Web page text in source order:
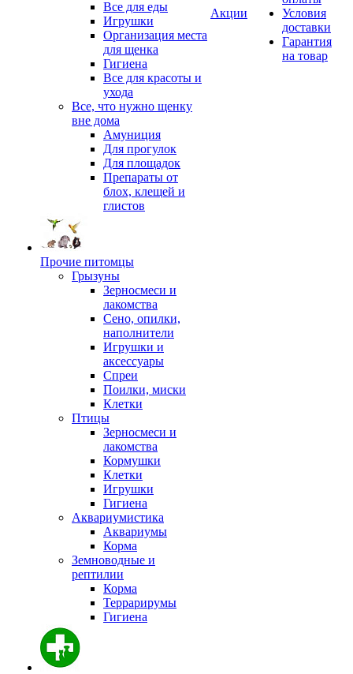
Все для еды
Игрушки
Организация места
для щенка
Гигиена
Все для красоты и
ухода
Все, что нужно щенку
вне дома
Амуниция
Для прогулок
Для площадок
Препараты от
блох, клещей и
глистов
Прочие питомцы
Грызуны
Зерносмеси и
лакомства
Сено, опилки,
наполнители
Игрушки и
аксессуары
Спреи
Поилки, миски
Клетки
Птицы
Зерносмеси и
лакомства
Кормушки
Клетки
Игрушки
Гигиена
Аквариумистика
Аквариумы
Корма
Земноводные и
рептилии
Корма
Террарирумы
Гигиена
Акции
Условия
доставки
Гарантия
на товар